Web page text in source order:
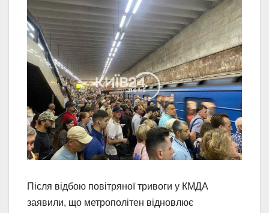
Після відбою повітряної тривоги у КМДА
заявили, що метрополітен відновлює